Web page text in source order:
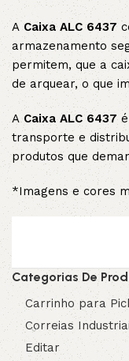
ACaixa ALC 6437
armazenamento
permitem, que a
de arquear, o que
ACaixa ALC 6437
transporte e
produtos que
*Imagens e cores
Categorias De
Carrinho para
Correias
Editar